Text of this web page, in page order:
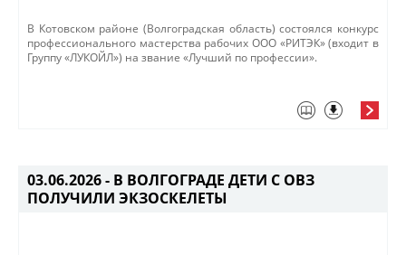
​В Котовском районе (Волгоградская область) состоялся конкурс
профессионального мастерства рабочих ООО «РИТЭК» (входит в
Группу «ЛУКОЙЛ») на звание «Лучший по профессии».
03.06.2026 - В ВОЛГОГРАДЕ ДЕТИ С ОВЗ
ПОЛУЧИЛИ ЭКЗОСКЕЛЕТЫ